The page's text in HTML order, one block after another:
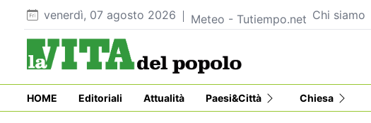
venerdì, 07 agosto 2026 Meteo - Tutiempo.net Chi siamo
HOME Editoriali Attualità Paesi&Città Chiesa